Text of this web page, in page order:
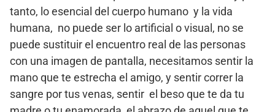
tanto, lo esencial del cuerpo humano y la vida
humana, no puede ser lo artificial o visual, no se
puede sustituir el encuentro real de las personas
con una imagen de pantalla, necesitamos sentir la
mano que te estrecha el amigo, y sentir correr la
sangre por tus venas, sentir el beso que te da tu